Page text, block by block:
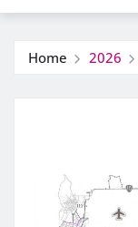
Home 2026